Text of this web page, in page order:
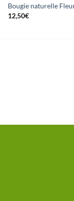
Bougie naturelle
12,50€